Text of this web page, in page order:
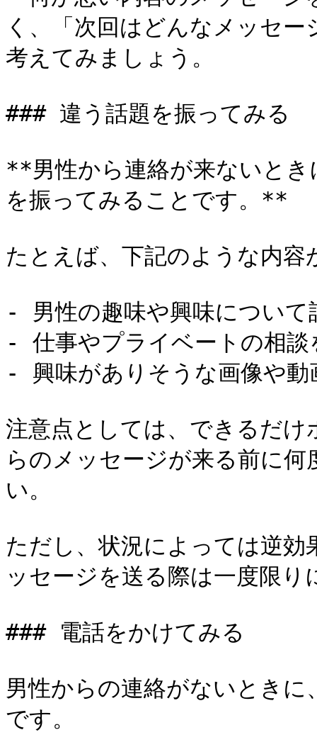
く、「次回はどんなメッセ
考えてみましょう。
### 違う話題を振ってみる
**男性から連絡が来ないとき
を振ってみることです。**
たとえば、下記のような内容
- 男性の趣味や興味について
- 仕事やプライベートの相談
- 興味がありそうな画像や動
注意点としては、できるだ
らのメッセージが来る前に
い。
ただし、状況によっては逆
ッセージを送る際は一度限
### 電話をかけてみる
男性からの連絡がないとき
です。